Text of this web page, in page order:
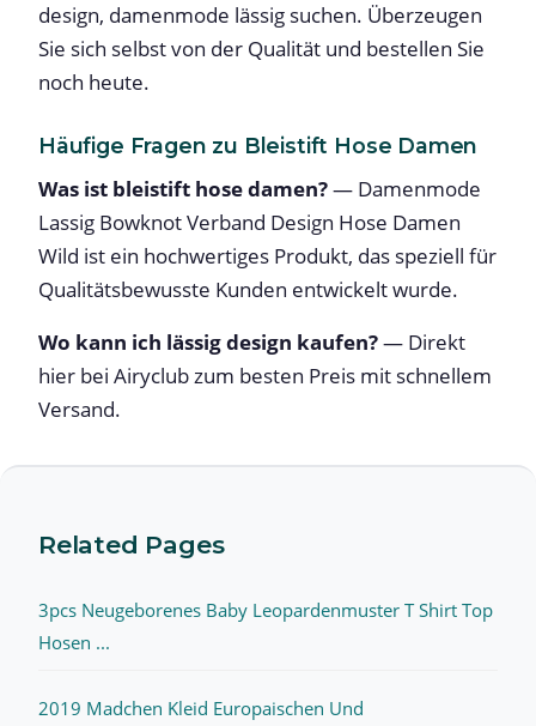
design, damenmode lässig suchen. Überzeugen
Sie sich selbst von der Qualität und bestellen Sie
noch heute.
Häufige Fragen zu Bleistift Hose Damen
Was ist bleistift hose damen?— Damenmode
Lassig Bowknot Verband Design Hose Damen
Wild ist ein hochwertiges Produkt, das speziell für
Qualitätsbewusste Kunden entwickelt wurde.
Wo kann ich lässig design kaufen?— Direkt
hier bei Airyclub zum besten Preis mit schnellem
Versand.
Related Pages
3pcs Neugeborenes Baby Leopardenmuster T Shirt Top
Hosen ...
2019 Madchen Kleid Europaischen Und